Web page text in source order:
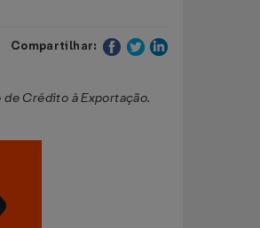
Compartilhar:
Crédito à Exportação.